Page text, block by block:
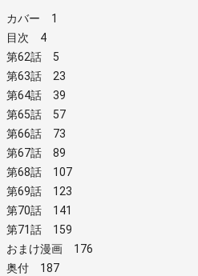
カバー 1
目次 4
第62話 5
第63話 23
第64話 39
第65話 57
第66話 73
第67話 89
第68話 107
第69話 123
第70話 141
第71話 159
おまけ漫画 176
奥付 187